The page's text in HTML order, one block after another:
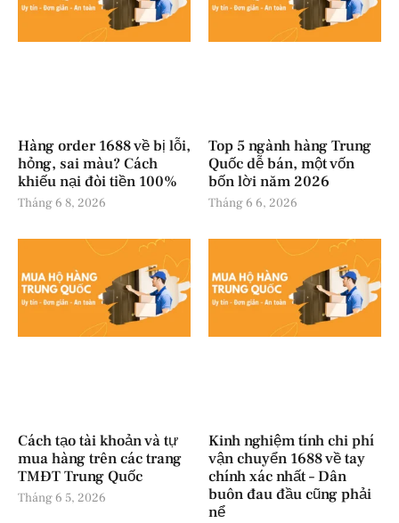
Hàng order 1688 về bị lỗi,
hỏng, sai màu? Cách
khiếu nại đòi tiền 100%
Tháng 6 8, 2026
Top 5 ngành hàng Trung
Quốc dễ bán, một vốn
bốn lời năm 2026
Tháng 6 6, 2026
Cách tạo tài khoản và tự
mua hàng trên các trang
TMĐT Trung Quốc
Tháng 6 5, 2026
Kinh nghiệm tính chi phí
vận chuyển 1688 về tay
chính xác nhất – Dân
buôn đau đầu cũng phải
nể